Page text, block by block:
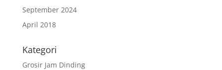
September 2024
April 2018
Kategori
Grosir Jam Dinding